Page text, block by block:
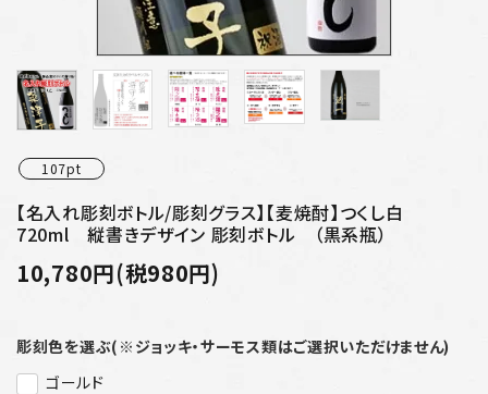
107pt
【名入れ彫刻ボトル/彫刻グラス】【麦焼酎】つくし白
720ml 縦書きデザイン 彫刻ボトル （黒系瓶）
10,780円(税980円)
彫刻色を選ぶ(※ジョッキ・サーモス類はご選択いただけません)
ゴールド